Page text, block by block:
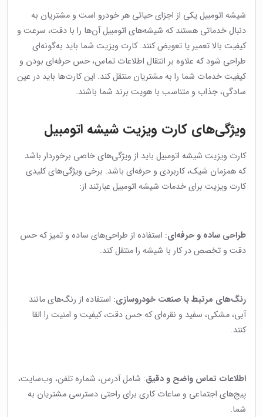
شیشه اتومبیل یکی از اجزای حیاتی هر خودرو است و مشتریان به
دنبال خدماتی هستند که شیشه‌های اتومبیل آن‌ها را با دقت، سرعت و
کیفیت بالا تعمیر یا تعویض کنند. کارت ویزیت شما باید به‌گونه‌ای
طراحی شود که علاوه بر انتقال اطلاعات تماس، حس حرفه‌ای بودن و
کیفیت خدمات شما را به مشتریان منتقل کند. این کارت‌ها باید در عین
سادگی، جذاب و متناسب با هویت برند شما باشند.
ویژگی‌های کارت ویزیت شیشه اتومبیل
کارت ویزیت شیشه اتومبیل باید از ویژگی‌های خاصی برخوردار باشد
که همزمان شیک، کاربردی و حرفه‌ای باشد. برخی ویژگی‌های کلیدی
کارت ویزیت برای خدمات شیشه اتومبیل عبارتند از:
طراحی ساده و حرفه‌ای: استفاده از طراحی‌های ساده و تمیز که حس
دقت و تخصص در کار با شیشه را منتقل کند.
رنگ‌های مرتبط با صنعت خودروسازی: استفاده از رنگ‌های مانند
آبی، مشکی، سفید و نقره‌ای که حس دقت، کیفیت و امنیت را القا
کنند.
اطلاعات تماس واضح و دقیق: شامل آدرس، شماره تلفن، وب‌سایت،
پیج‌های اجتماعی و ساعات کاری برای راحتی دسترسی مشتریان به
شما.